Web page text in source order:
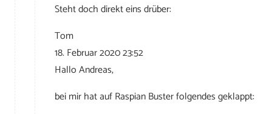
Steht doch direkt eins drüber:
Tom
18. Februar 2020 23:52
Hallo Andreas,
bei mir hat auf Raspian Buster folgendes geklappt: